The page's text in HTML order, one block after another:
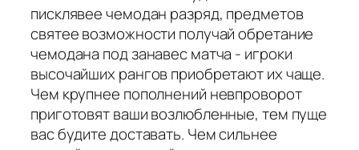
писклявее чемодан разряд, предметов
святее возможности получай обретание
чемодана под занавес матча - игроки
высочайших рангов приобретают их чаще.
Чем крупнее пополнений невпроворот
приготовят ваши возлюбленные, тем пуще
вас будите доставать. Чем сильнее